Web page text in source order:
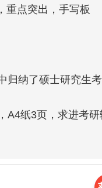
归纳了硕士研究生
A4纸3页，求进考